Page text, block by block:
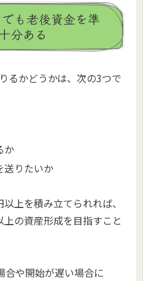
も老後資金を準
分ある
るかどうかは、次の3つで
か
送りたいか
上を積み立てられれば、
の資産形成を目指すこと
合や開始が遅い場合に